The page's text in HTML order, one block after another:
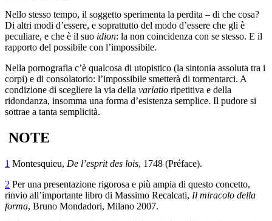
Nello stesso tempo, il soggetto sperimenta la perdita – di che cosa?
Di altri modi d’essere, e soprattutto del modo d’essere che gli è
peculiare, e che è il suo idion: la non coincidenza con se stesso. E il
rapporto del possibile con l’impossibile.
Nella pornografia c’è qualcosa di utopistico (la sintonia assoluta tra i
corpi) e di consolatorio: l’impossibile smetterà di tormentarci. A
condizione di scegliere la via della variatio ripetitiva e della
ridondanza, insomma una forma d’esistenza semplice. Il pudore si
sottrae a tanta semplicità.
NOTE
1 Montesquieu, De l’esprit des lois, 1748 (Préface).
2 Per una presentazione rigorosa e più ampia di questo concetto,
rinvio all’importante libro di Massimo Recalcati, Il miracolo della
forma, Bruno Mondadori, Milano 2007.